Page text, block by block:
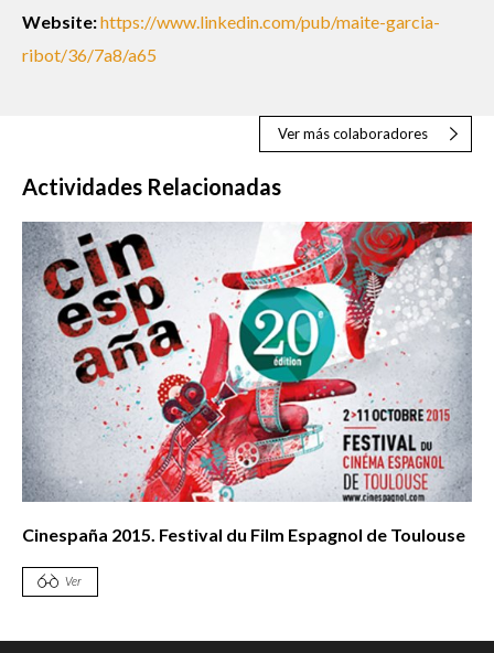
Website:https://www.linkedin.com/pub/maite-garcia-
ribot/36/7a8/a65
Ver más colaboradores
Actividades Relacionadas
Cinespaña 2015. Festival du Film Espagnol de Toulouse
Ver